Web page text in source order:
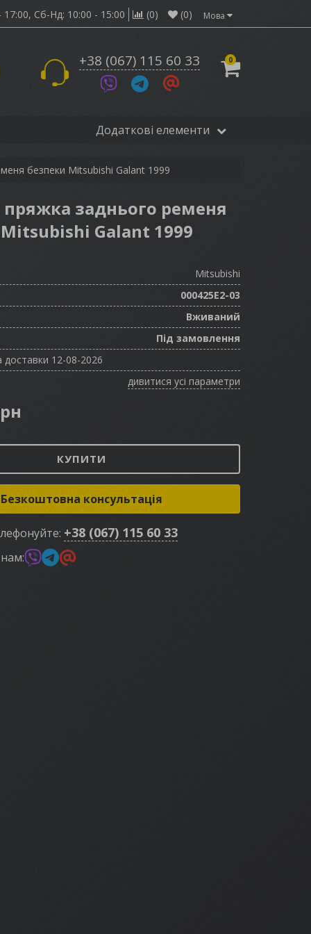
Мова
(0) (0)
17:00, Сб-Нд: 10:00 - 15:00
+38 (067) 115 60 33 0
Додаткові елементи
безпеки Mitsubishi Galant 1999
пряжка заднього ременя
Galant 1999
Mitsubishi
000425E2-03
Вживаний
Під замовлення
доставки 12-08-2026
дивитися усі параметри
КУПИТИ
Безкоштовна консультація
+38 (067) 115 60 33